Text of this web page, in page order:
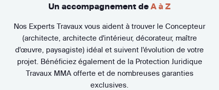
Un accompagnement de A à Z
Nos Experts Travaux vous aident à trouver le Concepteur
(architecte, architecte d'intérieur, décorateur, maître
d'œuvre, paysagiste) idéal et suivent l'évolution de votre
projet. Bénéficiez également de la Protection Juridique
Travaux MMA offerte et de nombreuses garanties
exclusives.